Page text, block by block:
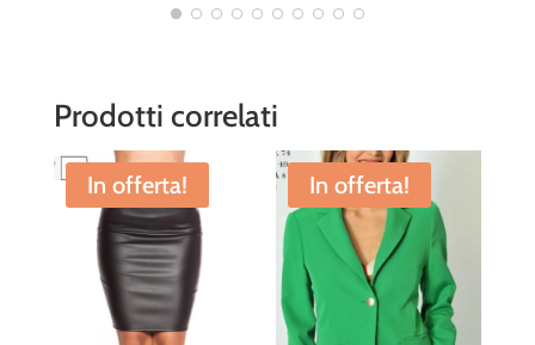
Prodotti correlati
In offerta! In offerta!